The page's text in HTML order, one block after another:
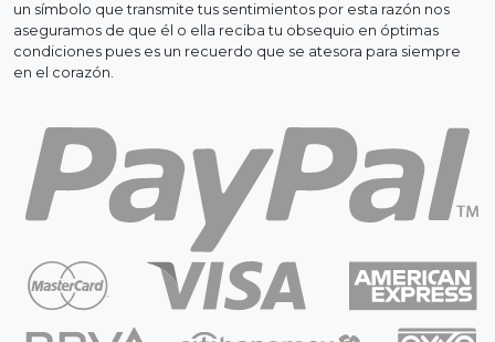
un símbolo que transmite tus sentimientos por esta razón nos
aseguramos de que él o ella reciba tu obsequio en óptimas
condiciones pues es un recuerdo que se atesora para siempre
en el corazón.